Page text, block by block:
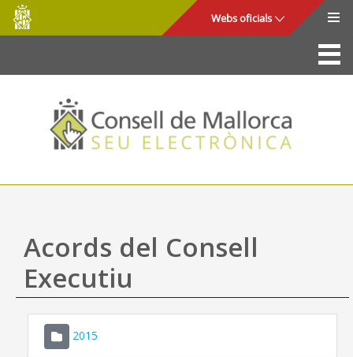
Salta al contingut principal
Consell
de
Mallorca
Webs oficials
La Seu
Consell de Mallorca
Accés i seguretat
Utilitats
Ajuda
Acords del Consell
Executiu
2015